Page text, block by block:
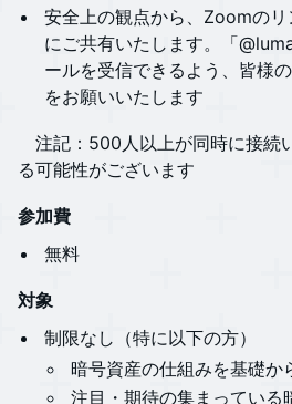
安全上の観点から、Zoomの
に​​ご共有いたします。「
ールを受信できるよう、皆様
をお願いいたします
注記：500人以上が同時に接続
る可能性がございます
参加費
​​​​​無料
対象
​​​​​制限なし（特に以下の方）
暗号資産の仕組みを基礎か
注目・期待の集まっている